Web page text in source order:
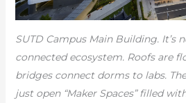
SUTD Campus Main Building. It’s
connected ecosystem. Roofs are
bridges connect dorms to labs.
just open “Maker Spaces” filled